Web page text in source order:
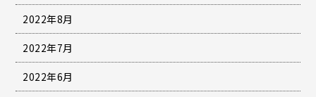
2022年8月
2022年7月
2022年6月